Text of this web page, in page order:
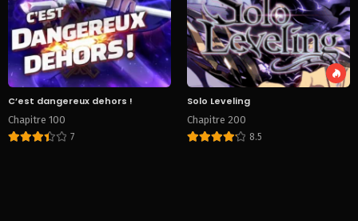
C’est dangereux dehors !
Chapitre 100
7
Solo Leveling
Chapitre 200
8.5